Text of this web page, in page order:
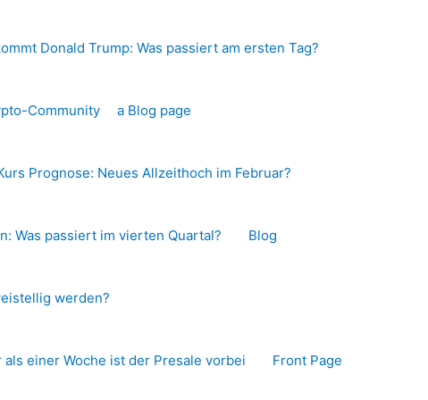
Donald Trump: Was passiert am ersten Tag?
Community a Blog page
Prognose: Neues Allzeithoch im Februar?
Was passiert im vierten Quartal? Blog
werden?
einer Woche ist der Presale vorbei Front Page